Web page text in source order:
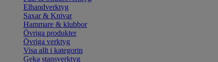
Elhandverktyg
Saxar & Knivar
Hammare & klubbor
Övriga produkter
Övriga verktyg
Visa allt i kategorin
Geka stansverktyg